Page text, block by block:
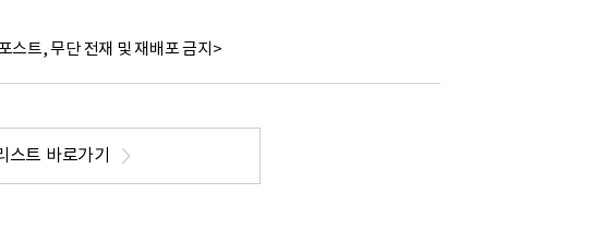
스트, 무단 전재 및 재배포 금지>
스트 바로가기